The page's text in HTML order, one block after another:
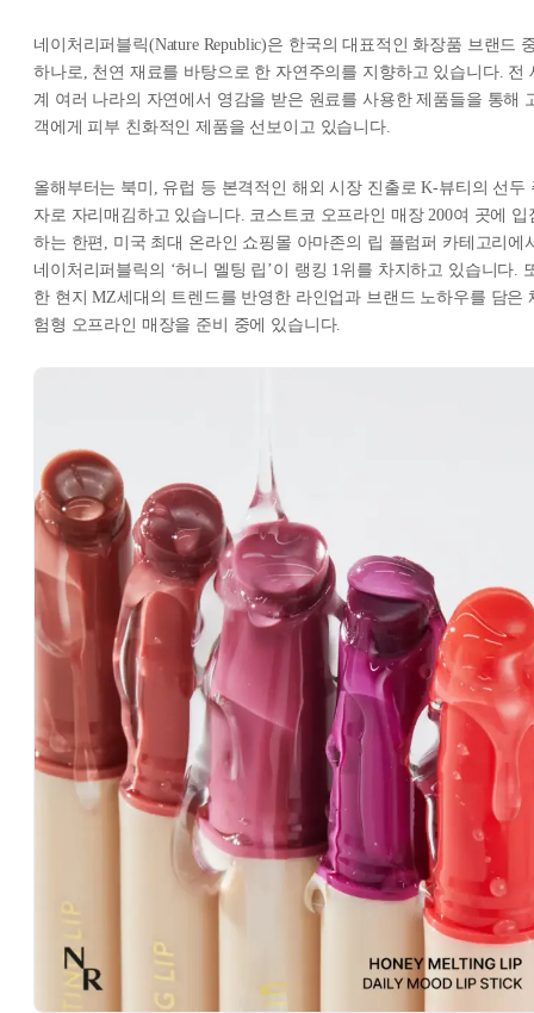
네이처리퍼블릭(Nature Republic)은 한국의 대표적인 화장품 브랜드
하나로, 천연 재료를 바탕으로 한 자연주의를 지향하고 있습니다. 전
계 여러 나라의 자연에서 영감을 받은 원료를 사용한 제품들을 통해
객에게 피부 친화적인 제품을 선보이고 있습니다.
올해부터는 북미, 유럽 등 본격적인 해외 시장 진출로 K-뷰티의 선두
자로 자리매김하고 있습니다. 코스트코 오프라인 매장 200여 곳에 입
하는 한편, 미국 최대 온라인 쇼핑몰 아마존의 립 플럼퍼 카테고리에
네이처리퍼블릭의 ‘허니 멜팅 립’이 랭킹 1위를 차지하고 있습니다.
한 현지 MZ세대의 트렌드를 반영한 라인업과 브랜드 노하우를 담은
험형 오프라인 매장을 준비 중에 있습니다.